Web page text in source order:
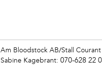
Am Bloodstock AB/Stall Courant
Sabine Kagebrant:070-628 22